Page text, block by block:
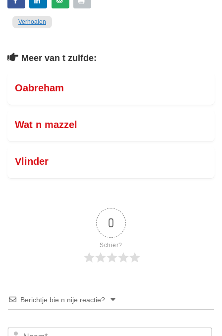
Verhoalen
Meer van t zulfde:
Oabreham
Wat n mazzel
Vlinder
0
Schier?
Berichtje bie n nije reactie?